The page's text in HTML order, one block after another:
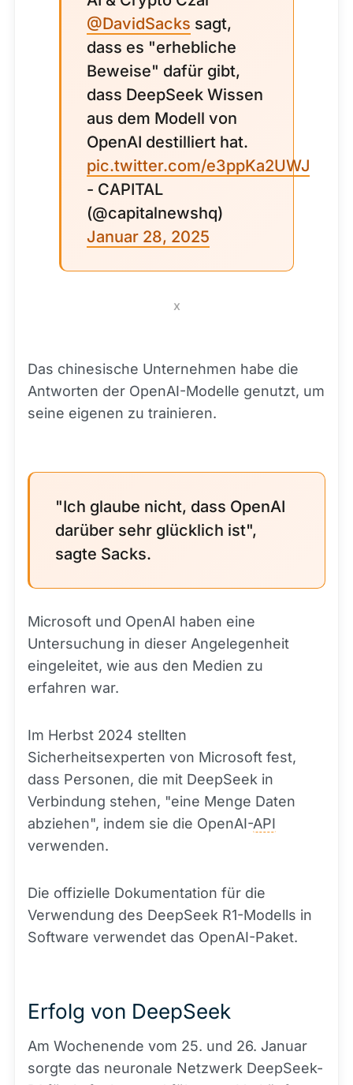
@DavidSacks sagt,
dass es "erhebliche
Beweise" dafür gibt,
dass DeepSeek Wissen
aus dem Modell von
OpenAI destilliert hat.
pic.twitter.com/e3ppKa2UWJ
- CAPITAL
(@capitalnewshq)
Januar 28, 2025
x
Das chinesische Unternehmen habe die
Antworten der OpenAI-Modelle genutzt, um
seine eigenen zu trainieren.
"Ich glaube nicht, dass OpenAI
darüber sehr glücklich ist",
sagte Sacks.
Microsoft und OpenAI haben eine
Untersuchung in dieser Angelegenheit
eingeleitet, wie aus den Medien zu
erfahren war.
Im Herbst 2024 stellten
Sicherheitsexperten von Microsoft fest,
dass Personen, die mit DeepSeek in
Verbindung stehen, "eine Menge Daten
abziehen", indem sie die OpenAI-API
verwenden.
Die offizielle Dokumentation für die
Verwendung des DeepSeek R1-Modells in
Software verwendet das OpenAI-Paket.
Erfolg von DeepSeek
Am Wochenende vom 25. und 26. Januar
sorgte das neuronale Netzwerk DeepSeek-